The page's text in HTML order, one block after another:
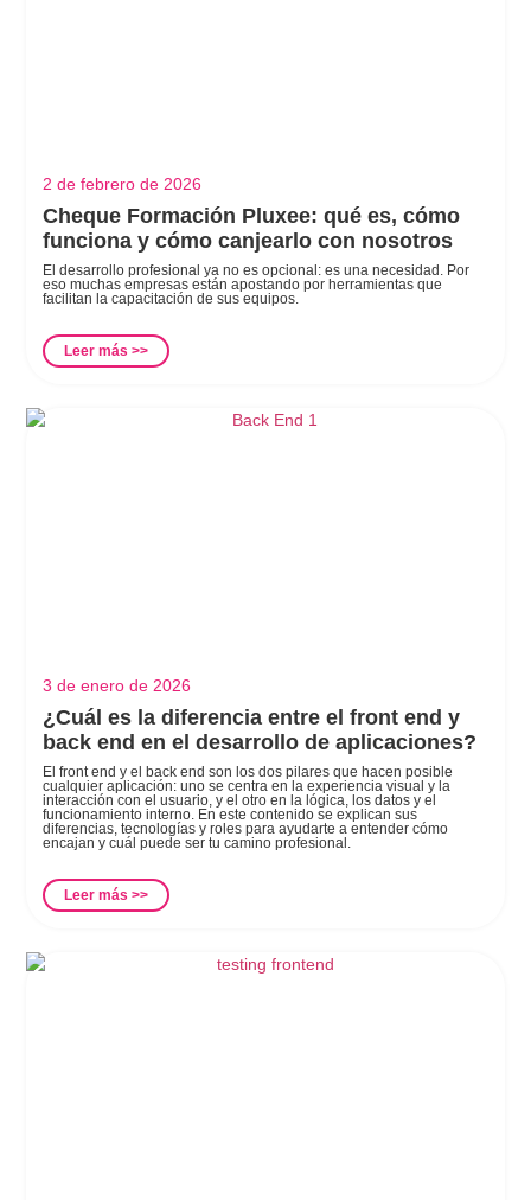
2 de febrero de 2026
Cheque Formación Pluxee: qué es, cómo
funciona y cómo canjearlo con nosotros
El desarrollo profesional ya no es opcional: es una necesidad. Por
eso muchas empresas están apostando por herramientas que
facilitan la capacitación de sus equipos.
Leer más >>
3 de enero de 2026
¿Cuál es la diferencia entre el front end y
back end en el desarrollo de aplicaciones?
El front end y el back end son los dos pilares que hacen posible
cualquier aplicación: uno se centra en la experiencia visual y la
interacción con el usuario, y el otro en la lógica, los datos y el
funcionamiento interno. En este contenido se explican sus
diferencias, tecnologías y roles para ayudarte a entender cómo
encajan y cuál puede ser tu camino profesional.
Leer más >>